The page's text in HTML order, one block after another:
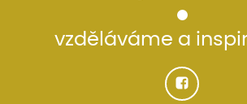
vzděláváme a